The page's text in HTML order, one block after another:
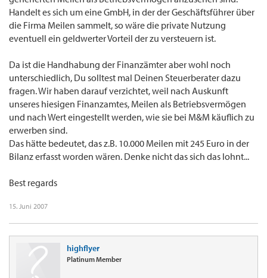
Handelt es sich um eine GmbH, in der der Geschäftsführer über
die Firma Meilen sammelt, so wäre die private Nutzung
eventuell ein geldwerter Vorteil der zu versteuern ist.
Da ist die Handhabung der Finanzämter aber wohl noch
unterschiedlich, Du solltest mal Deinen Steuerberater dazu
fragen. Wir haben darauf verzichtet, weil nach Auskunft
unseres hiesigen Finanzamtes, Meilen als Betriebsvermögen
und nach Wert eingestellt werden, wie sie bei M&M käuflich zu
erwerben sind.
Das hätte bedeutet, das z.B. 10.000 Meilen mit 245 Euro in der
Bilanz erfasst worden wären. Denke nicht das sich das lohnt...
Best regards
15. Juni 2007
highflyer
Platinum Member